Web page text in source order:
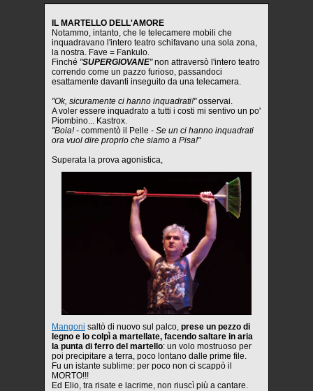
IL MARTELLO DELL'AMORE
Notammo, intanto, che le telecamere mobili che
inquadravano l'intero teatro schifavano una sola zona,
la nostra. Fave = Fankulo.
Finché "SUPERGIOVANE"non attraversò l'intero teatro
correndo come un pazzo furioso, passandoci
esattamente davanti inseguito da una telecamera.
"Ok, sicuramente ci hanno inquadrati!"osservai.
A voler essere inquadrato a tutti i costi mi sentivo un po'
Piombino... Kastrox.
"Boia! - commentò il Pelle - Se un ci hanno inquadrati
ora vuol dire proprio che siamo a Pisa!"
Superata la prova agonistica,
Mangoni saltò di nuovo sul palco, prese un pezzo di
legno e lo colpì a martellate, facendo saltare in aria
la punta di ferro del martello: un volo mostruoso per
poi precipitare a terra, poco lontano dalle prime file.
Fu un istante sublime: per poco non ci scappò il
MORTO!!!
Ed Elio, tra risate e lacrime, non riuscì più a cantare.